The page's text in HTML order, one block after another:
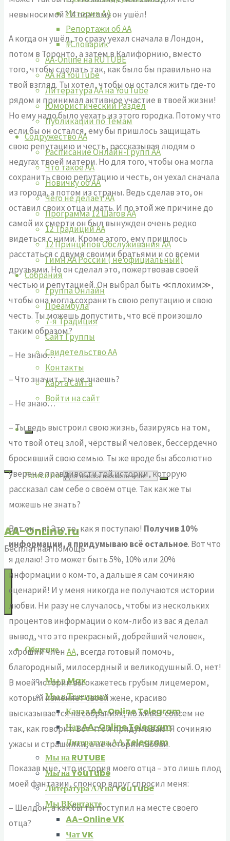
История АА
Репортажи об АА
#Словарик
AA-Online на RUTUBE
АA на YouTube
Литература АА на YouTube
Юмористический Раздел
Публикации по Темам
Содружество АА
Расписание Онлайн-Групп АА
Что такое АА
Новичку об АА
Чего не делает АА
Программа 12 Шагов АА
12 Традиций АА
12 Принципов Обслуживания АА
Гимн АА России ( не официальный)
Собрания
Группа Онлайн
Преамбула
7-я Традиция
Сайт Группы
Свидетельство АА
Контакты
Карта Сайта
Войти на сайт
Поиск по:
AA-OnLine.ru
Бесплатная Помощь
Общение
Мы в Max
Мы в Телеграмм
Канал AA-Online Telegram
Чат AA-Online Telegram
Литература АА Telegram
Мы на RUTUBE
Мы на YouTube
Литература АА на YouTube
Мы ВКонтакте
AA-Online VK
Чат VK
невыносимой? И поэтому он ушёл!
А когда он ушёл, то сразу уехал сначала в Лондон,
потом в Торонто, а затем в Калифорнию, вместо
того, чтобы сделать так, как было бы правильно на
твой взгляд. Ты хотел, чтобы он остался жить где-то
рядом и принимал активное участие в твоей жизни!
Но ему надо было уехать из этого городка. Потому что
если бы он остался, ему бы пришлось защищать
свою репутацию и честь, рассказывая людям о
недугах твоей матери. Но для того, чтобы она могла
сохранить свою репутацию и честь, он уехал сначала
из города, а потом из страны. Ведь сделав это, он
оставил своих отца и мать. И по этой же причине до
самой их смерти он был вынужден очень редко
видеться с ними. Кроме этого, ему пришлось
расстаться с двумя своими братьями и со всеми
друзьями. Но он сделал это, пожертвовав своей
честью и репутацией. Он выбрал быть ≪плохим≫,
чтобы она могла сохранить свою репутацию и свою
честь. Ты можешь допустить, что всё произошло
таким образом?
– Не знаю…
– Что значит, ты не знаешь?
– Не знаю…
– Ты ведь выстроил свою жизнь, базируясь на том,
что твой отец злой, чёрствый человек, бессердечно
бросивший свою семью. Ты же вроде бы абсолютно
уверен в правдивости той истории, которую
рассказал сам себе о своём отце. Так как же ты
можешь не знать?
Вот он – я! Это то, как я поступаю! Получив 10%
информации, я придумываю всё остальное. Вот что
я делаю! Это может быть 5%, 10% или 20%
информации о ком-то, а дальше я сам сочиняю
сценарий! И у меня никогда не получаются истории
любви. Ни разу не случалось, чтобы из нескольких
процентов информации о ком-либо из вас я делал
вывод, что это прекрасный, добрейший человек,
хороший член АА, всегда готовый помочь,
благородный, милосердный и великодушный. О, нет!
В моей истории вы окажетесь грубым лицемером,
который изменяет своей жене, красиво
высказывается на собраниях, но живёт совсем не
так, как говорит. Вот что я придумываю! Я сочиняю
ужасы и страшилки, а не истории любви.
Показав мне, что история моего отца – это лишь плод
моей фантазии, спонсор вдруг спросил меня:
– Шелдон, а как бы ты поступил на месте своего
отца?